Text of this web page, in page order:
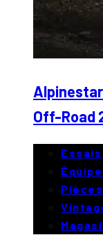
Off-Road
Essais